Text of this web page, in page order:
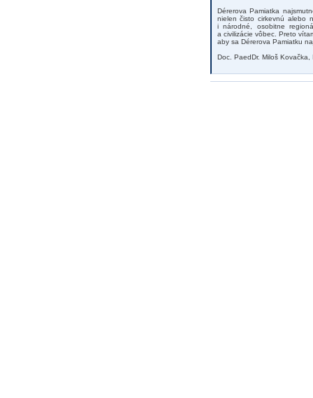
Dérerova Pamiatka
nielen čisto cirkevnú alebo
i národné, osobitne
a civilizácie vôbec. Preto
aby sa Dérerova Pamiatku
Doc. PaedDr. Miloš